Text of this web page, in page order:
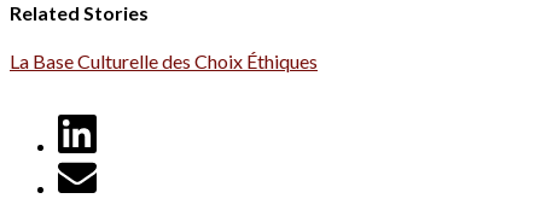
Related Stories
La Base Culturelle des Choix Éthiques